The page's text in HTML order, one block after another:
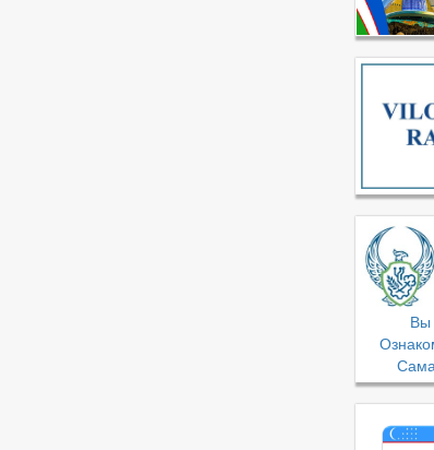
Вы